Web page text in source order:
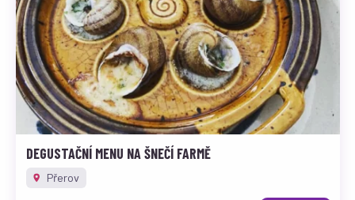
DEGUSTAČNÍ MENU NA ŠNEČÍ FARMĚ
Přerov